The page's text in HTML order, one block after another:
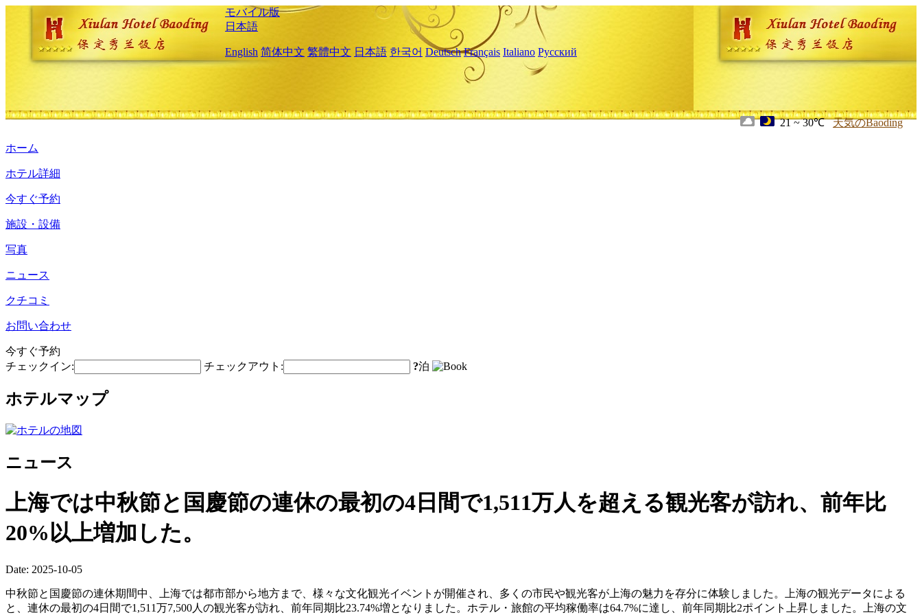
モバイル版
日本語
English 简体中文 繁體中文 日本語 한국어 Deutsch Français Italiano Русский
21 ~ 30℃ 天気のBaoding
ホーム
ホテル詳細
今すぐ予約
施設・設備
写真
ニュース
クチコミ
お問い合わせ
今すぐ予約
チェックイン:
チェックアウト: ?泊
ホテルマップ
ニュース
上海では中秋節と国慶節の連休の最初の4日間で1,511万人を超える観光客が訪れ、前年比
20%以上増加した。
Date: 2025-10-05
中秋節と国慶節の連休期間中、上海では都市部から地方まで、様々な文化観光イベントが開催され、多くの市民や観光客が上海の魅力を存分に体験しました。上海の観光データによる
と、連休の最初の4日間で1,511万7,500人の観光客が訪れ、前年同期比23.74%増となりました。ホテル・旅館の平均稼働率は64.7%に達し、前年同期比2ポイント上昇しました。上海の文